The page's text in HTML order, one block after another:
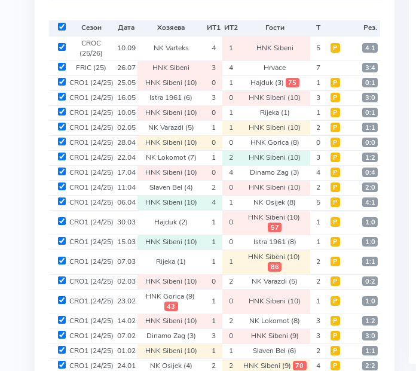
Сезон Дата Хозяева ИТ1 ИТ2 Гости Т
Рез.
CROC
(25/26)
10.09 NK Varteks 4 1 HNK Sibeni 5 Р 4:1
FRIC (25) 26.07 HNK Sibeni 3 4 Hrvace 7 3:4
CRO1 (24/25) 25.05 HNK Sibeni (10) 0 1 Hajduk (3) 75 1 Р 0:1
CRO1 (24/25) 16.05 Istra 1961 (6) 3 0 HNK Sibeni (10) 3 Р 3:0
CRO1 (24/25) 10.05 HNK Sibeni (10) 0 1 Rijeka (1) 1 Р 0:1
CRO1 (24/25) 02.05 NK Varazdi (5) 1 1 HNK Sibeni (10) 2 Р 1:1
CRO1 (24/25) 28.04 HNK Sibeni (10) 0 0 HNK Gorica (8) 0 Р 0:0
CRO1 (24/25) 22.04 NK Lokomot (7) 1 2 HNK Sibeni (10) 3 Р 1:2
CRO1 (24/25) 17.04 HNK Sibeni (10) 0 4 Dinamo Zag (3) 4 Р 0:4
CRO1 (24/25) 11.04 Slaven Bel (4) 2 0 HNK Sibeni (10) 2 Р 2:0
CRO1 (24/25) 06.04 HNK Sibeni (10) 4 1 NK Osijek (8) 5 Р 4:1
CRO1 (24/25) 30.03 Hajduk (2) 1 0 HNK Sibeni (10)
57
1 Р 1:0
CRO1 (24/25) 15.03 HNK Sibeni (10) 1 0 Istra 1961 (8) 1 Р 1:0
CRO1 (24/25) 07.03 Rijeka (1) 1 1 HNK Sibeni (10)
86
2 Р 1:1
CRO1 (24/25) 02.03 HNK Sibeni (10) 0 2 NK Varazdi (5) 2 Р 0:2
CRO1 (24/25) 23.02 HNK Gorica (9)
43
1 0 HNK Sibeni (10) 1 Р 1:0
CRO1 (24/25) 14.02 HNK Sibeni (10) 1 2 NK Lokomot (8) 3 Р 1:2
CRO1 (24/25) 07.02 Dinamo Zag (3) 3 0 HNK Sibeni (9) 3 Р 3:0
CRO1 (24/25) 01.02 HNK Sibeni (10) 1 1 Slaven Bel (6) 2 Р 1:1
CRO1 (24/25) 24.01 NK Osijek (4) 2 2 HNK Sibeni (9) 70 4 Р 2:2